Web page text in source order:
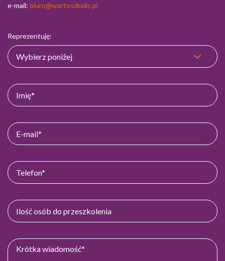
e-mail: biuro@wartoszkolic.pl
Reprezentuję: